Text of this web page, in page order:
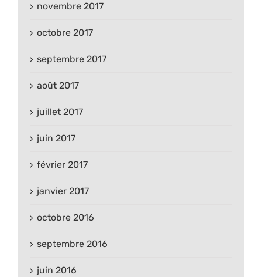
novembre 2017
octobre 2017
septembre 2017
août 2017
juillet 2017
juin 2017
février 2017
janvier 2017
octobre 2016
septembre 2016
juin 2016